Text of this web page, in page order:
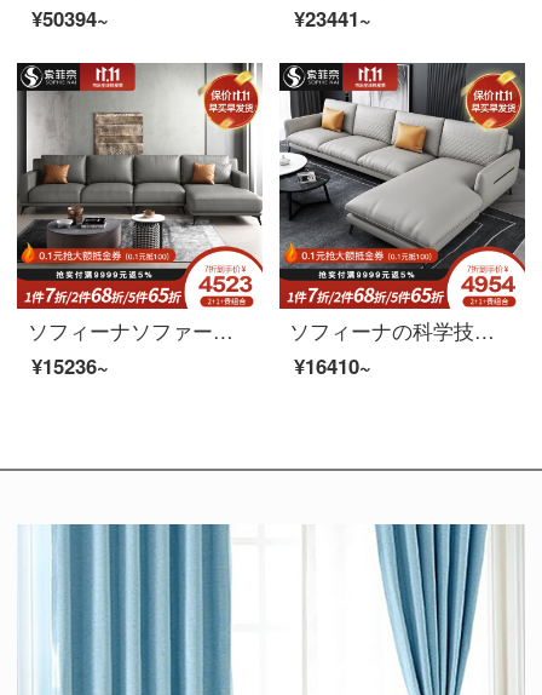
¥50394~
¥23441~
ソフィーナソファーの科学技術布のソファーは簡単に現代客間の北欧風の三人の布芸ソファーの小さい部屋型ソファーのシングル席を予約します。
¥15236~
ソフィーナの科学技術布ソファー北欧布芸ソファー現代小型客間シンプルな四人の三人の科学技術布の角を回転するソファーのシングル席。
¥16410~